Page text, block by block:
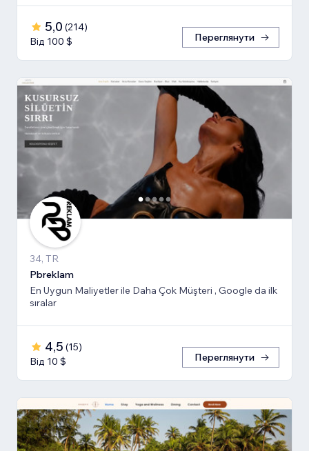
5,0 (214)
Від 100 $
Переглянути
34, TR
Pbreklam
En Uygun Maliyetler ile Daha Çok Müşteri , Google da ilk
sıralar
4,5 (15)
Від 10 $
Переглянути